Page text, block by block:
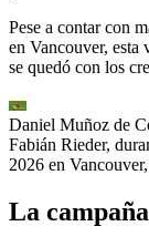
Pese a contar con
en Vancouver, esta
se quedó con los
Daniel Muñoz de
Fabián Rieder,
2026 en
La